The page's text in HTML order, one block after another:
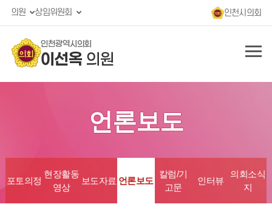
의원 상임위원회 인천시의회
인천광역시의회
이선옥 의원
언론보도
포토의정
현장활동
영상
보도자료 언론보도
칼럼/기
고문
인터뷰
의회소식
지